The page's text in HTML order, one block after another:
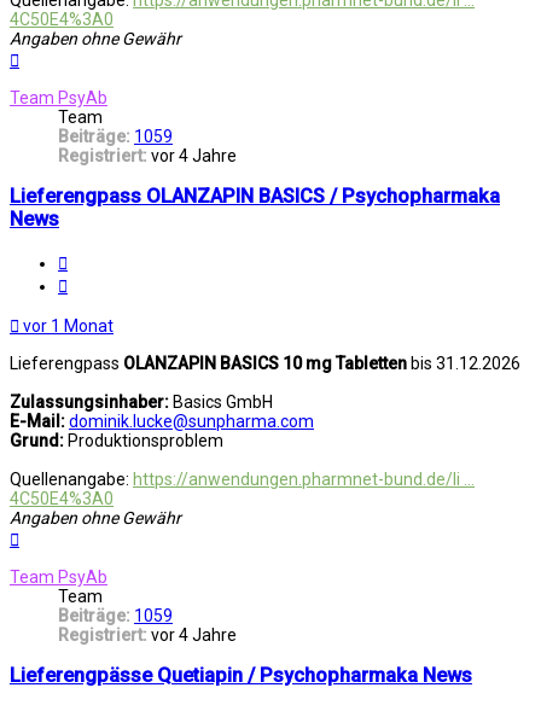
4C50E4%3A0
Angaben ohne Gewähr
Team PsyAb
Team
Beiträge: 1059
Registriert: vor 4 Jahre
Lieferengpass OLANZAPIN BASICS / Psychopharmaka
News
vor 1 Monat
Lieferengpass OLANZAPIN BASICS 10 mg Tabletten bis 31.12.2026
Zulassungsinhaber: Basics GmbH
E-Mail:dominik.lucke@sunpharma.com
Grund: Produktionsproblem
Quellenangabe: https://anwendungen.pharmnet-bund.de/li ...
4C50E4%3A0
Angaben ohne Gewähr
Team PsyAb
Team
Beiträge: 1059
Registriert: vor 4 Jahre
Lieferengpässe Quetiapin / Psychopharmaka News